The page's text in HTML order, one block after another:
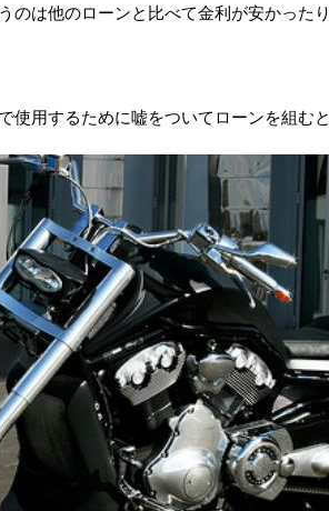
のは他のローンと比べて金利が安かった
使用するために嘘をついてローンを組む